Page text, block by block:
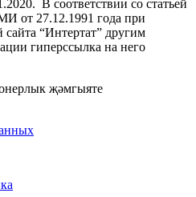
В соответствии со статьей
от 27.12.1991 года при
“Интертат” другим
гиперссылка на него
җәмгыяте